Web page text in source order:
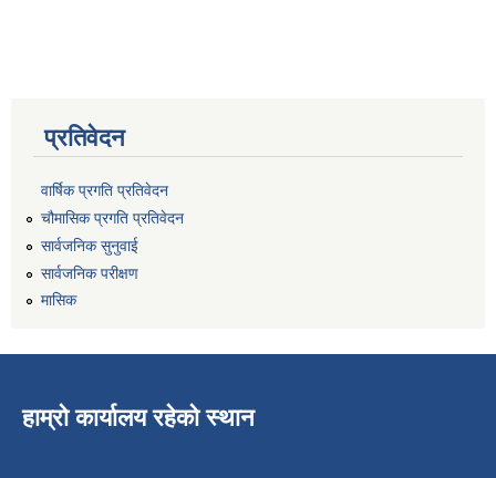
प्रतिवेदन
वार्षिक प्रगति प्रतिवेदन
चौमासिक प्रगति प्रतिवेदन
सार्वजनिक सुनुवाई
सार्वजनिक परीक्षण
मासिक
हाम्रो कार्यालय रहेको स्थान